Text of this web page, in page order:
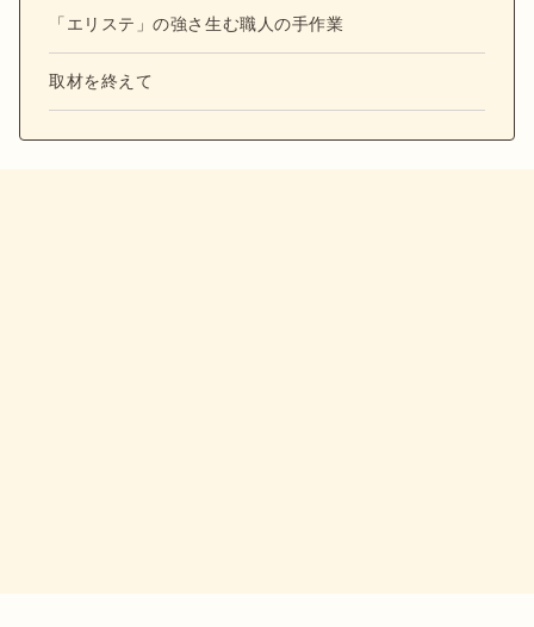
「エリステ」の強さ生む職人の手作業
取材を終えて